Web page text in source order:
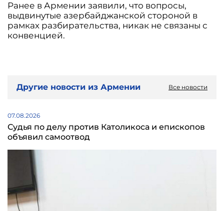
Ранее в Армении заявили, что вопросы,
выдвинутые азербайджанской стороной в
рамках разбирательства, никак не связаны с
конвенцией.
Другие новости из Армении Все новости
07.08.2026
Судья по делу против Католикоса и епископов
объявил самоотвод